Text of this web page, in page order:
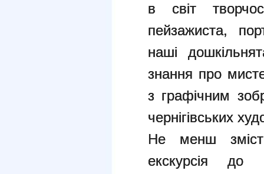
в світ
пейзажиста,
наші
знання про
з графічним
чернігівських
Не менш
екскурсія до